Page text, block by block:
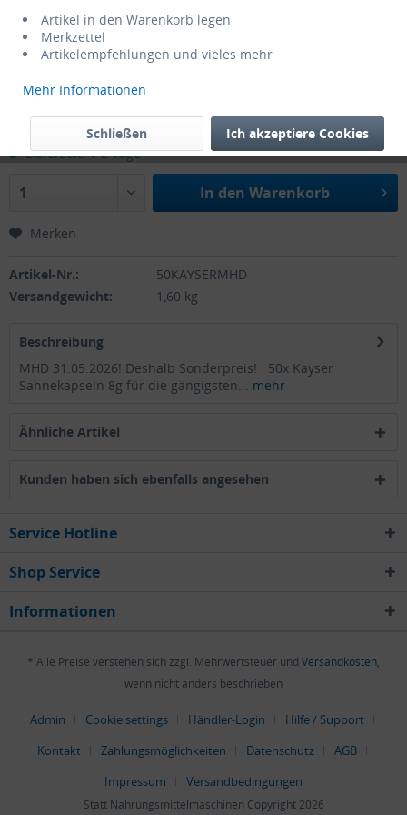
19,00 € *
zzgl. Versandkosten
Lieferzeit: 1-2 Tage
In den Warenkorb
Merken
Artikel-Nr.:
50KAYSERMHD
Versandgewicht:
1,60 kg
Beschreibung
MHD 31.05.2026! Deshalb Sonderpreis! 50x Kayser
Sahnekapseln 8g für die gängigsten... mehr
Ähnliche Artikel
Kunden haben sich ebenfalls angesehen
Service Hotline
Shop Service
Informationen
* Alle Preise verstehen sich zzgl. Mehrwertsteuer und Versandkosten,
wenn nicht anders beschrieben
Admin Cookie settings Händler-Login
Hilfe / Support
Kontakt
Zahlungsmöglichkeiten Datenschutz
AGB
Impressum
Versandbedingungen
Statt Nahrungsmittelmaschinen Copyright 2026
Artikel in den Warenkorb legen
Merkzettel
Artikelempfehlungen und vieles mehr
Mehr Informationen
Ich akzeptiere Cookies
Schließen